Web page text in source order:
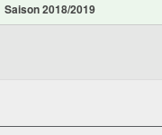
Saison 2018/2019